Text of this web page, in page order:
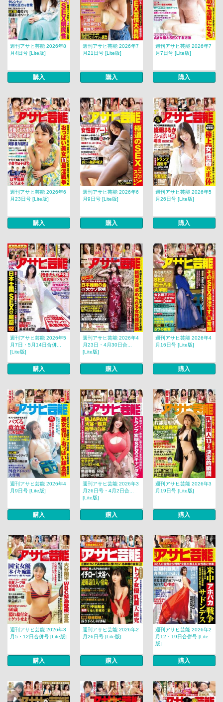
週刊アサヒ芸能 2026年8
月4日号 [Lite版]
購入
週刊アサヒ芸能 2026年7
月21日号 [Lite版]
購入
週刊アサヒ芸能 2026年7
月7日号 [Lite版]
購入
週刊アサヒ芸能 2026年6
月23日号 [Lite版]
購入
週刊アサヒ芸能 2026年6
月9日号 [Lite版]
購入
週刊アサヒ芸能 2026年5
月26日号 [Lite版]
購入
週刊アサヒ芸能 2026年5
月7日・5月14日合併...
[Lite版]
購入
週刊アサヒ芸能 2026年4
月23日・4月30日合...
[Lite版]
購入
週刊アサヒ芸能 2026年4
月16日号 [Lite版]
購入
週刊アサヒ芸能 2026年4
月9日号 [Lite版]
購入
週刊アサヒ芸能 2026年3
月26日号・4月2日合...
[Lite版]
購入
週刊アサヒ芸能 2026年3
月19日号 [Lite版]
購入
週刊アサヒ芸能 2026年3
月5・12日合併号 [Lite版]
購入
週刊アサヒ芸能 2026年2
月26日号 [Lite版]
購入
週刊アサヒ芸能 2026年2
月12・19日合併号 [Lite
版]
購入